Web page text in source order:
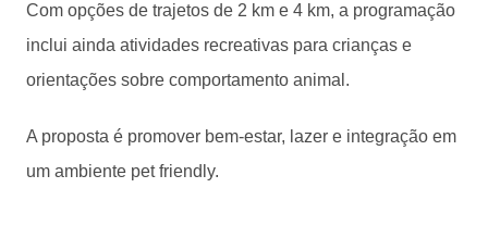
Com opções de trajetos de 2 km e 4 km, a programação
inclui ainda atividades recreativas para crianças e
orientações sobre comportamento animal.
A proposta é promover bem-estar, lazer e integração em
um ambiente pet friendly.